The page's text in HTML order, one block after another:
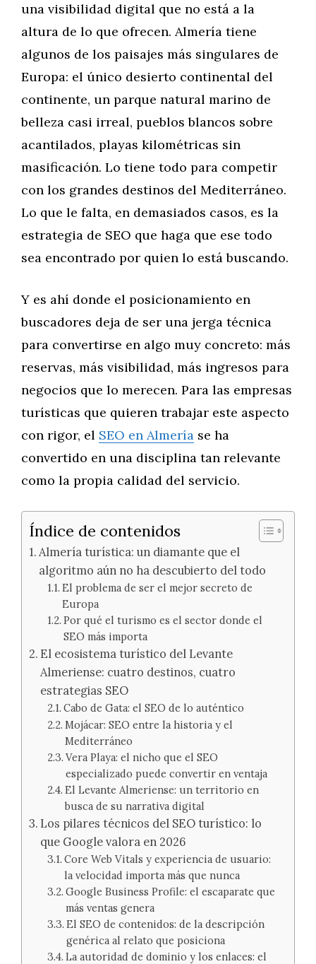
una visibilidad digital que no está a la
altura de lo que ofrecen. Almería tiene
algunos de los paisajes más singulares de
Europa: el único desierto continental del
continente, un parque natural marino de
belleza casi irreal, pueblos blancos sobre
acantilados, playas kilométricas sin
masificación. Lo tiene todo para competir
con los grandes destinos del Mediterráneo.
Lo que le falta, en demasiados casos, es la
estrategia de SEO que haga que ese todo
sea encontrado por quien lo está buscando.
Y es ahí donde el posicionamiento en
buscadores deja de ser una jerga técnica
para convertirse en algo muy concreto: más
reservas, más visibilidad, más ingresos para
negocios que lo merecen. Para las empresas
turísticas que quieren trabajar este aspecto
con rigor, el SEO en Almería se ha
convertido en una disciplina tan relevante
como la propia calidad del servicio.
Índice de contenidos
Almería turística: un diamante que el
algoritmo aún no ha descubierto del todo
El problema de ser el mejor secreto de
Europa
Por qué el turismo es el sector donde el
SEO más importa
El ecosistema turístico del Levante
Almeriense: cuatro destinos, cuatro
estrategias SEO
Cabo de Gata: el SEO de lo auténtico
Mojácar: SEO entre la historia y el
Mediterráneo
Vera Playa: el nicho que el SEO
especializado puede convertir en ventaja
El Levante Almeriense: un territorio en
busca de su narrativa digital
Los pilares técnicos del SEO turístico: lo
que Google valora en 2026
Core Web Vitals y experiencia de usuario:
la velocidad importa más que nunca
Google Business Profile: el escaparate que
más ventas genera
El SEO de contenidos: de la descripción
genérica al relato que posiciona
La autoridad de dominio y los enlaces: el